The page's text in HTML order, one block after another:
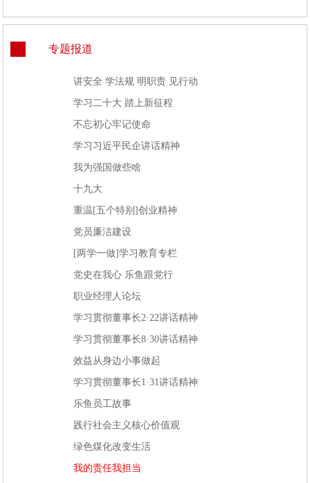
专题报道
讲安全 学法规 明职责 见行动
学习二十大 踏上新征程
不忘初心牢记使命
学习习近平民企讲话精神
我为强国做些啥
十九大
重温[五个特别]创业精神
党员廉洁建设
[两学一做]学习教育专栏
党史在我心 乐鱼跟党行
职业经理人论坛
学习贯彻董事长2·22讲话精神
学习贯彻董事长8·30讲话精神
效益从身边小事做起
学习贯彻董事长1·31讲话精神
乐鱼员工故事
践行社会主义核心价值观
绿色煤化改变生活
我的责任我担当